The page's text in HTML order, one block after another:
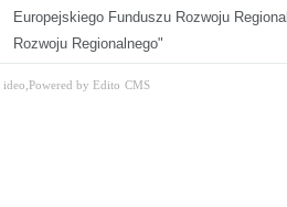
Europejskiego Funduszu Rozwoju
Rozwoju Regionalnego"
ideo Powered by CMS
Edito